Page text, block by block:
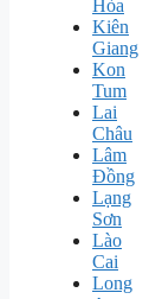
Hòa
Kiên
Giang
Kon
Tum
Lai
Châu
Lâm
Đồng
Lạng
Sơn
Lào
Cai
Long